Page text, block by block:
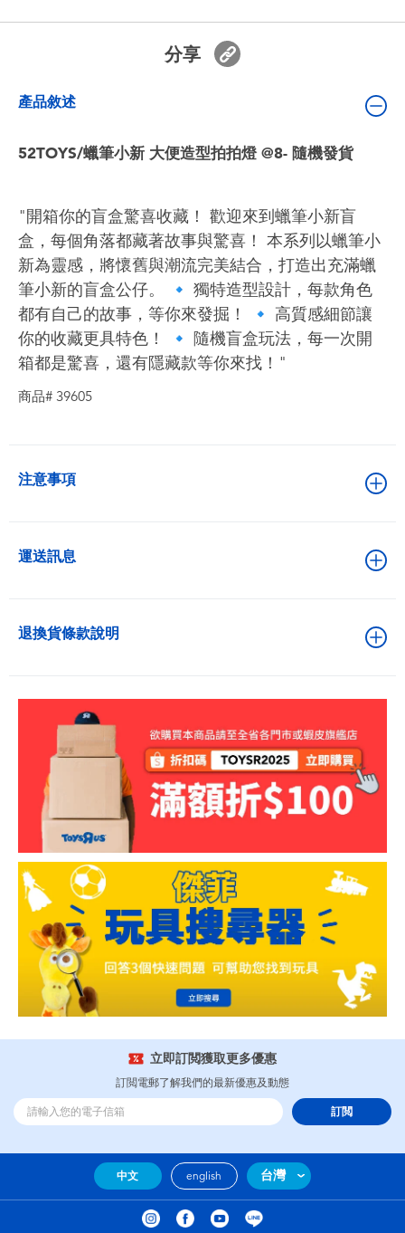
角色收藏
生活雜貨
分享
產品敘述
52TOYS/蠟筆小新 大便造型拍拍燈 @8- 隨機發貨
"開箱你的盲盒驚喜收藏！ 歡迎來到蠟筆小新盲
盒，每個角落都藏著故事與驚喜！ 本系列以蠟筆小
新為靈感，將懷舊與潮流完美結合，打造出充滿蠟
筆小新的盲盒公仔。 🔹 獨特造型設計，每款角色
都有自己的故事，等你來發掘！ 🔹 高質感細節讓
你的收藏更具特色！ 🔹 隨機盲盒玩法，每一次開
箱都是驚喜，還有隱藏款等你來找！"
商品# 39605
注意事項
運送訊息
退換貨條款說明
立即訂閲獲取更多優惠
訂閲電郵了解我們的最新優惠及動態
訂閲
中文 english 台灣